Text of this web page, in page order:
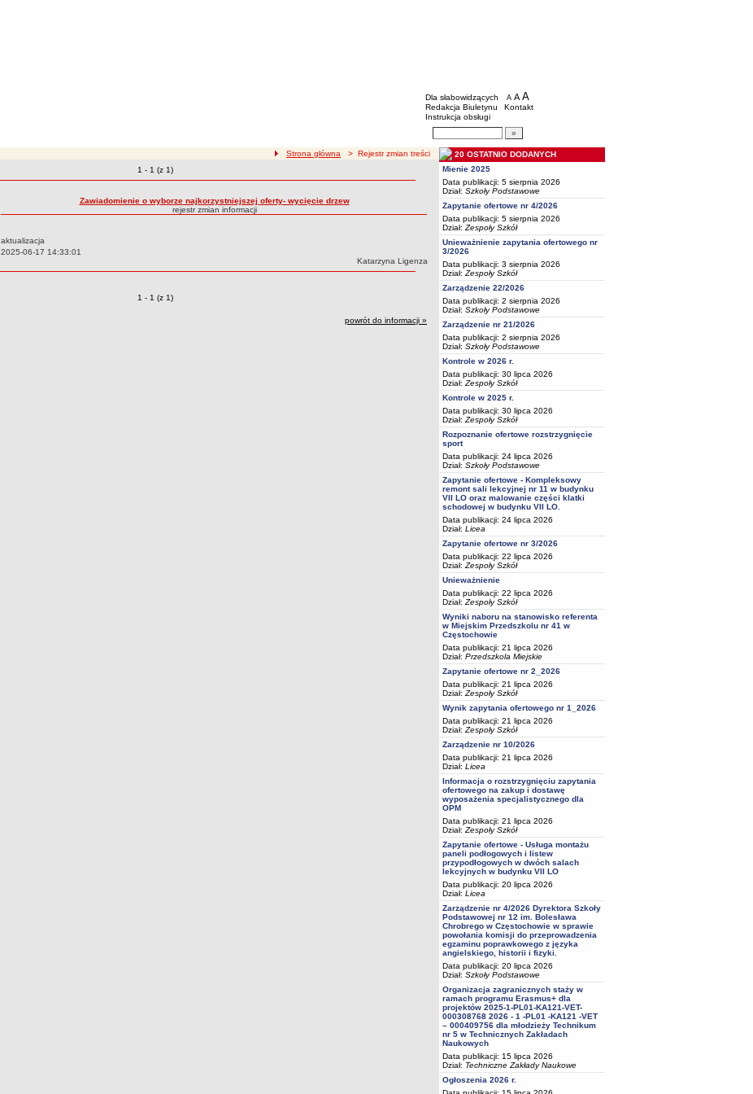
BIP - Oświata Częstochowa
Menu dodatkowe
Dla słabowidzących A pomniejsz czcionkę
A standardowy rozmiar czcionki
A
Redakcja Biuletynu
Kontakt
Instrukcja obsługi
Wyszukiwarka artykułów
ścieżka nawigacji
Strona główna > Rejestr zmian treści
Zmiany o pozycjach
1 - 1 (z 1)
Zawiadomienie o wyborze najkorzystniejszej oferty- wycięcie drzew
rejestr zmian informacji
aktualizacja
Data:
2025-06-17 14:33:01
Autor:
Katarzyna Ligenza
Zmiany o pozycjach
1 - 1 (z 1)
powrót do informacji »
20 OSTATNIO DODANYCH
Mienie 2025
Data publikacji: 5 sierpnia 2026
Dział: Szkoły Podstawowe
Zapytanie ofertowe nr 4/2026
Data publikacji: 5 sierpnia 2026
Dział: Zespoły Szkół
Unieważnienie zapytania ofertowego nr
3/2026
Data publikacji: 3 sierpnia 2026
Dział: Zespoły Szkół
Zarządzenie 22/2026
Data publikacji: 2 sierpnia 2026
Dział: Szkoły Podstawowe
Zarządzenie nr 21/2026
Data publikacji: 2 sierpnia 2026
Dział: Szkoły Podstawowe
Kontrole w 2026 r.
Data publikacji: 30 lipca 2026
Dział: Zespoły Szkół
Kontrole w 2025 r.
Data publikacji: 30 lipca 2026
Dział: Zespoły Szkół
Rozpoznanie ofertowe rozstrzygnięcie
sport
Data publikacji: 24 lipca 2026
Dział: Szkoły Podstawowe
Zapytanie ofertowe - Kompleksowy
remont sali lekcyjnej nr 11 w budynku
VII LO oraz malowanie części klatki
schodowej w budynku VII LO.
Data publikacji: 24 lipca 2026
Dział: Licea
Zapytanie ofertowe nr 3/2026
Data publikacji: 22 lipca 2026
Dział: Zespoły Szkół
Unieważnienie
Data publikacji: 22 lipca 2026
Dział: Zespoły Szkół
Wyniki naboru na stanowisko referenta
w Miejskim Przedszkolu nr 41 w
Częstochowie
Data publikacji: 21 lipca 2026
Dział: Przedszkola Miejskie
Zapytanie ofertowe nr 2_2026
Data publikacji: 21 lipca 2026
Dział: Zespoły Szkół
Wynik zapytania ofertowego nr 1_2026
Data publikacji: 21 lipca 2026
Dział: Zespoły Szkół
Zarządzenie nr 10/2026
Data publikacji: 21 lipca 2026
Dział: Licea
Informacja o rozstrzygnięciu zapytania
ofertowego na zakup i dostawę
wyposażenia specjalistycznego dla
OPM
Data publikacji: 21 lipca 2026
Dział: Zespoły Szkół
Zapytanie ofertowe - Usługa montażu
paneli podłogowych i listew
przypodłogowych w dwóch salach
lekcyjnych w budynku VII LO
Data publikacji: 20 lipca 2026
Dział: Licea
Zarządzenie nr 4/2026 Dyrektora Szkoły
Podstawowej nr 12 im. Bolesława
Chrobrego w Częstochowie w sprawie
powołania komisji do przeprowadzenia
egzaminu poprawkowego z języka
angielskiego, historii i fizyki.
Data publikacji: 20 lipca 2026
Dział: Szkoły Podstawowe
Organizacja zagranicznych staży w
ramach programu Erasmus+ dla
projektów 2025-1-PL01-KA121-VET-
000308768 2026 - 1 -PL01 -KA121 -VET
– 000409756 dla młodzieży Technikum
nr 5 w Technicznych Zakładach
Naukowych
Data publikacji: 15 lipca 2026
Dział: Techniczne Zakłady Naukowe
Ogłoszenia 2026 r.